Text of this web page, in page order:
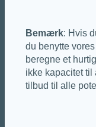
Bemærk: Hvis
du benytte
beregne et
ikke kapacitet til
tilbud til alle